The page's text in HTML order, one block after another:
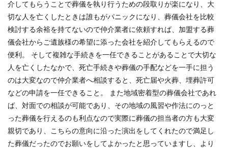
介してもらうことで葬儀を執り行うための段取りが楽になり、大
切な人を亡くしたときは誰もがパニックになり、葬儀会社を比較
検討する余裕を持てないので仲介業者に依頼すれば、加盟する葬
儀会社からご遺族様の希望に添った会社を紹介してもらえるので
便利。
そして複雑な手続きを一任できることがあることで大切な
人を亡くしたなかで、死亡手続きや葬儀の手配などを一手に担う
のは大変なので仲介業者へ相談すると、死亡届や火葬、埋葬許可
などの申請を一任できること。
また地域密着型の葬儀会社であれ
ば、対面での相談が可能であり、その地域の風習や作法にのっと
った葬儀を行えるのも利点なので実際に葬儀の担当者の方も大変
親切であり、こちらの意向に沿った演出をしてくれたので満足し
た葬儀だったのでお願いをしてよかったと思っていますし、より